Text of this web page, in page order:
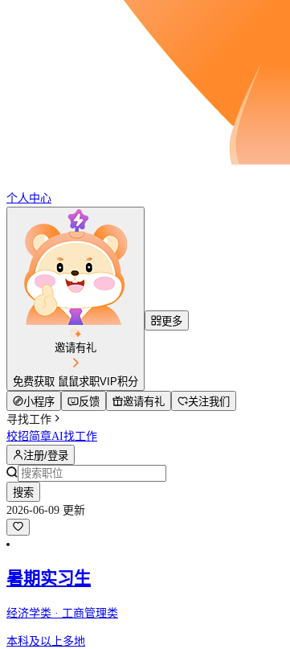
个人中心
邀请有礼
免费获取 鼠鼠求职VIP积分
更多
小程序 反馈 邀请有礼
关注我们
寻找工作
校招简章AI找工作
注册/登录
搜索
2026-06-09 更新
暑期实习生
经济学类 · 工商管理类
本科及以上多地